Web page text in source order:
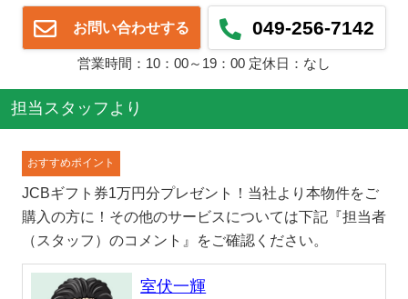
お問い合わせする 049-256-7142
営業時間：10：00～19：00 定休日：なし
担当スタッフより
おすすめポイント
JCBギフト券1万円分プレゼント！当社より本物件をご
購入の方に！その他のサービスについては下記『担当者
（スタッフ）のコメント』をご確認ください。
室伏一輝